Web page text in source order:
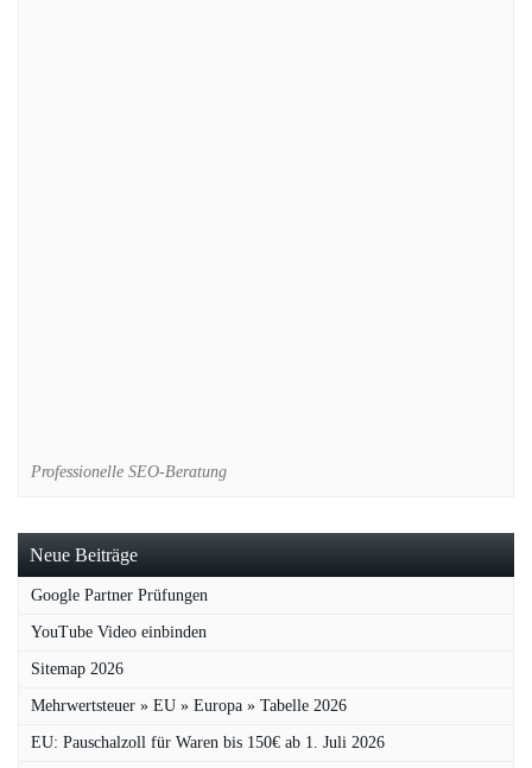
Professionelle SEO-Beratung
Neue Beiträge
Google Partner Prüfungen
YouTube Video einbinden
Sitemap 2026
Mehrwertsteuer » EU » Europa » Tabelle 2026
EU: Pauschalzoll für Waren bis 150€ ab 1. Juli 2026